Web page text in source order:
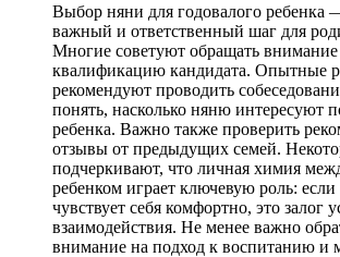
Выбор няни для годовалого ребенка
важный и ответственный шаг для
Многие советуют обращать
квалификацию кандидата. Опытные
рекомендуют проводить
понять, насколько няню интересуют
ребенка. Важно также проверить
отзывы от предыдущих семей.
подчеркивают, что личная химия
ребенком играет ключевую роль:
чувствует себя комфортно, это залог
взаимодействия. Не менее важно
внимание на подход к воспитанию и